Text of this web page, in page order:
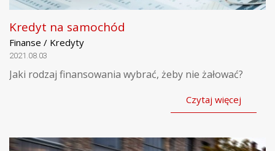
Kredyt na samochód
Finanse / Kredyty
2021.08.03
Jaki rodzaj finansowania wybrać, żeby nie żałować?
Czytaj więcej